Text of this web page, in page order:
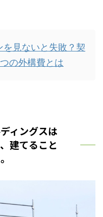
見ないと失敗？契
の外構費とは
ィングスは
建てること